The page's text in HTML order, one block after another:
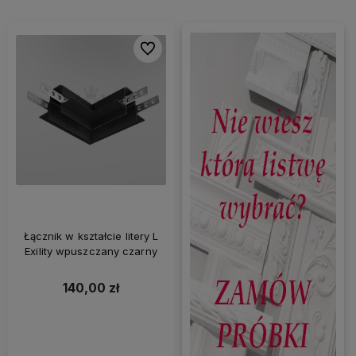
Łącznik w kształcie litery L
Exility wpuszczany czarny
140,00 zł
Do ulubionych